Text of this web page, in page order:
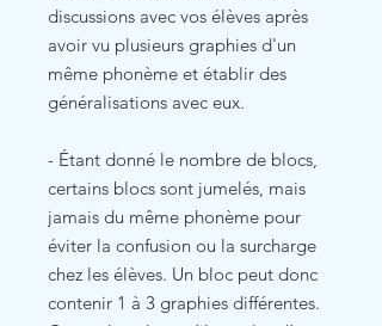
discussions avec vos élèves après
avoir vu plusieurs graphies d'un
même phonème et établir des
généralisations avec eux.
- Étant donné le nombre de blocs,
certains blocs sont jumelés, mais
jamais du même phonème pour
éviter la confusion ou la surcharge
chez les élèves. Un bloc peut donc
contenir 1 à 3 graphies différentes.